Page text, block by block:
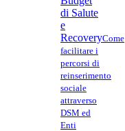
di Salute
e
RecoveryCome
facilitare i
percorsi di
reinserimento
sociale
attraverso
DSM ed
Enti